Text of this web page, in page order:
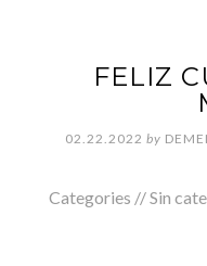
FELIZ
02.22.2022 by
Categories //Sin